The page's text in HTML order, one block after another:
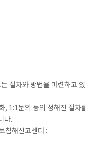
절차와 방법을 마련하고
, 1:1문의 등의 정해진 절차
다.
침해신고센터 :